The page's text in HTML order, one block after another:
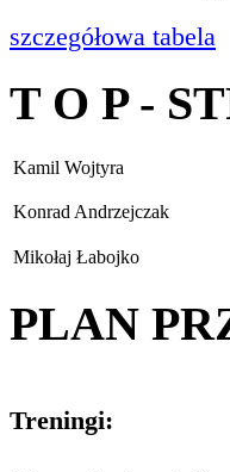
szczegółowa tabela
T O P -
Kamil Wojtyra
Konrad Andrzejczak
Mikołaj Łabojko
PLAN
Treningi: